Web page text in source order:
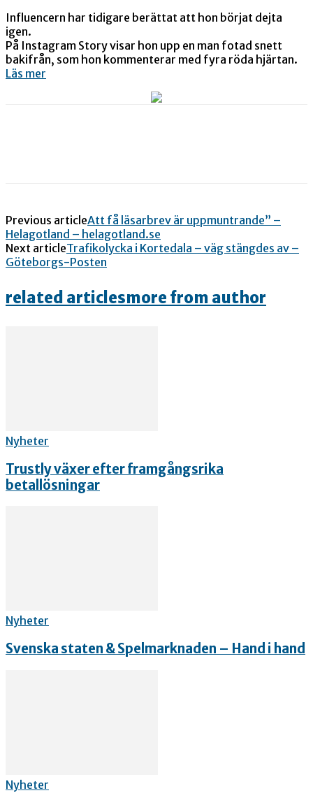
Influencern har tidigare berättat att hon börjat dejta
igen.
På Instagram Story visar hon upp en man fotad snett
bakifrån, som hon kommenterar med fyra röda hjärtan.
Läs mer
Previous articleAtt få läsarbrev är uppmuntrande” –
Helagotland – helagotland.se
Next articleTrafikolycka i Kortedala – väg stängdes av –
Göteborgs-Posten
related articlesmore from author
Nyheter
Trustly växer efter framgångsrika
betallösningar
Nyheter
Svenska staten & Spelmarknaden – Hand i hand
Nyheter